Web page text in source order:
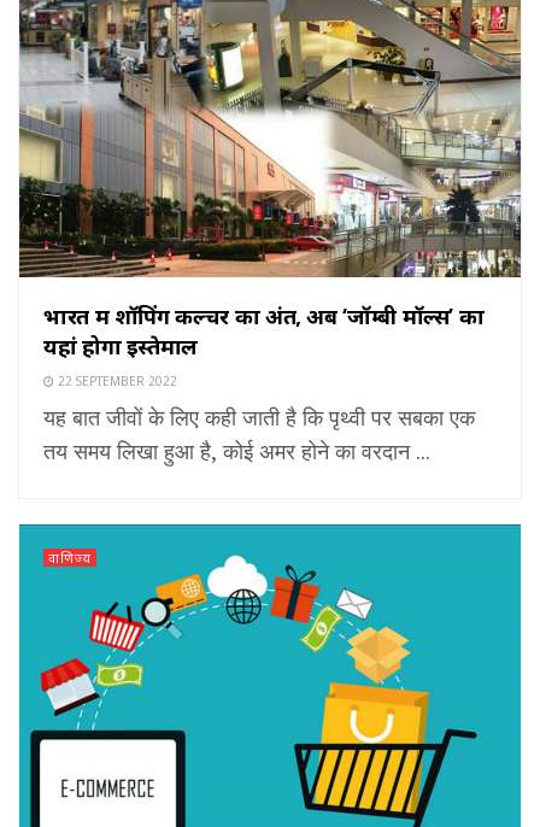
भारत में शॉपिंग कल्चर का अंत, अब ‘जॉम्बी मॉल्स’ का
यहां होगा इस्तेमाल
22 SEPTEMBER 2022
यह बात जीवों के लिए कही जाती है कि पृथ्वी पर सबका एक
तय समय लिखा हुआ है, कोई अमर होने का वरदान ...
वाणिज्य